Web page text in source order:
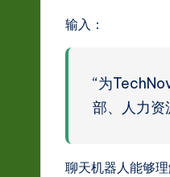
输入：
“为
部、人力资
聊天机器人能够